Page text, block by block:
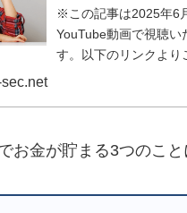
※この記事は2025年6
YouTube動画で視聴
す。以下のリンクより
お金が貯まる3つのこ